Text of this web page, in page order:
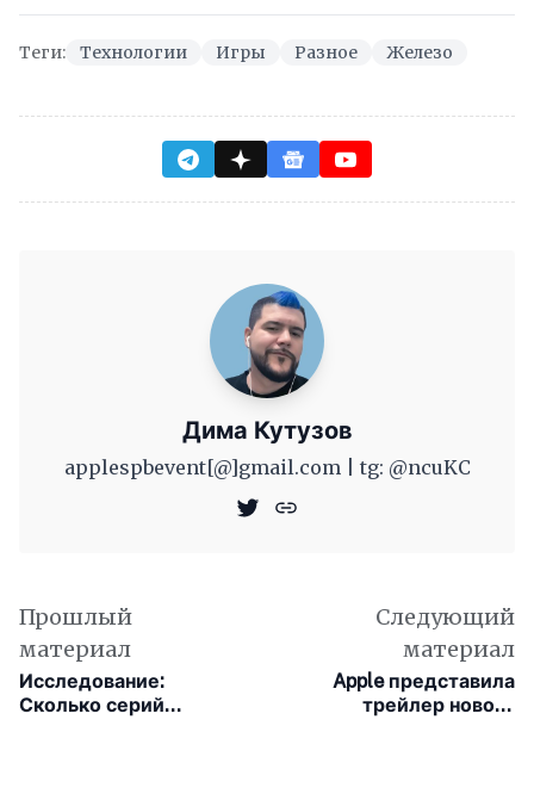
Теги: Технологии Игры Разное Железо
Дима Кутузов
applespbevent[@]gmail.com | tg: @ncuKC
Прошлый
материал
Исследование:
Сколько серий
Следующий
материал
Apple представила
трейлер нового